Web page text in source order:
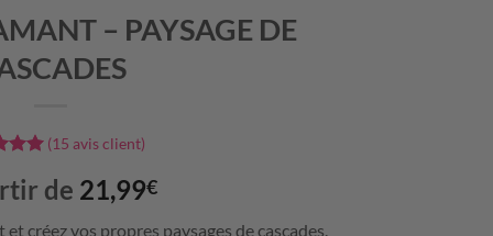
– PAYSAGE DE
sur
(15 avis client)
de 21,99€
créez vos propres paysages de cascades.